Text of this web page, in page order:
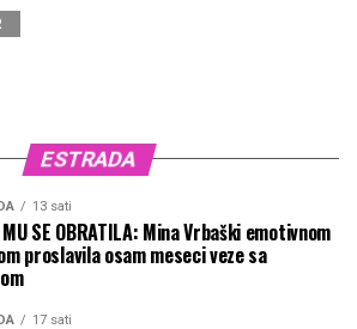
ESTRADA
13 sati
MU SE OBRATILA: Mina Vrbaški emotivnom
proslavila osam meseci veze sa
17 sati